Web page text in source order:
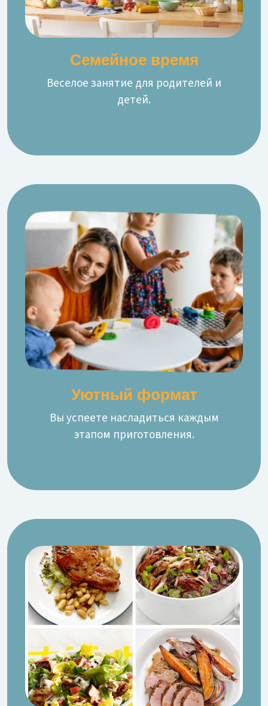
Семейное время
Веселое занятие для родителей и
детей.
Уютный формат
Вы успеете насладиться каждым
этапом приготовления.